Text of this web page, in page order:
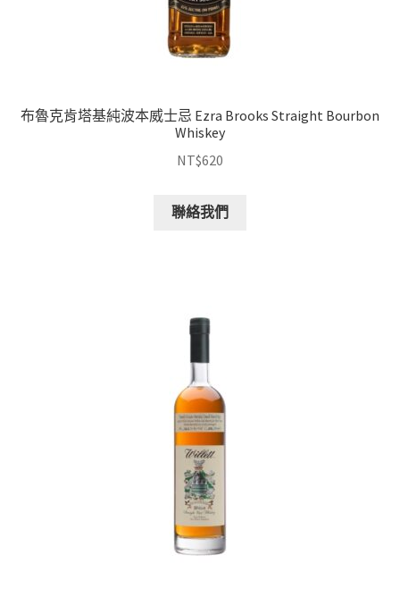
布魯克肯塔基純波本威士忌 Ezra Brooks Straight Bourbon
Whiskey
NT$620
聯絡我們